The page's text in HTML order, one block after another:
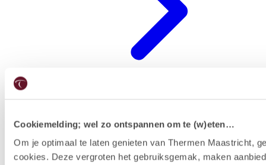
Cookiemelding; wel zo ontspannen om te (w)eten…
Om je optimaal te laten genieten van Thermen Maastricht,
cookies. Deze vergroten het gebruiksgemak, maken
Restaurants